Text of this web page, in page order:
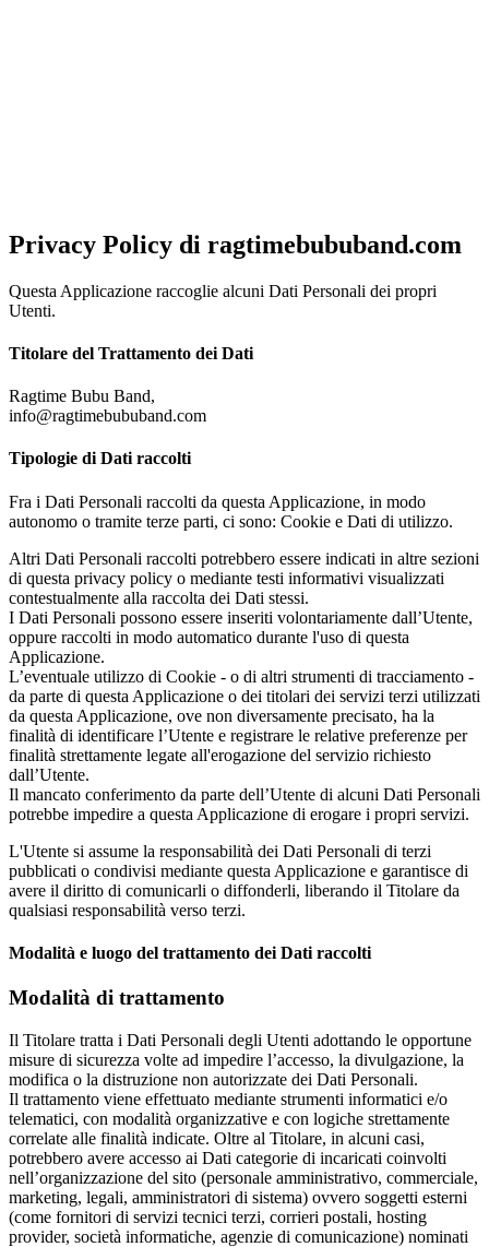
Privacy Policy di ragtimebububand.com
Questa Applicazione raccoglie alcuni Dati Personali dei propri
Utenti.
Titolare del Trattamento dei Dati
Ragtime Bubu Band,
info@ragtimebububand.com
Tipologie di Dati raccolti
Fra i Dati Personali raccolti da questa Applicazione, in modo
autonomo o tramite terze parti, ci sono: Cookie e Dati di utilizzo.
Altri Dati Personali raccolti potrebbero essere indicati in altre sezioni
di questa privacy policy o mediante testi informativi visualizzati
contestualmente alla raccolta dei Dati stessi.
I Dati Personali possono essere inseriti volontariamente dall’Utente,
oppure raccolti in modo automatico durante l'uso di questa
Applicazione.
L’eventuale utilizzo di Cookie - o di altri strumenti di tracciamento -
da parte di questa Applicazione o dei titolari dei servizi terzi utilizzati
da questa Applicazione, ove non diversamente precisato, ha la
finalità di identificare l’Utente e registrare le relative preferenze per
finalità strettamente legate all'erogazione del servizio richiesto
dall’Utente.
Il mancato conferimento da parte dell’Utente di alcuni Dati Personali
potrebbe impedire a questa Applicazione di erogare i propri servizi.
L'Utente si assume la responsabilità dei Dati Personali di terzi
pubblicati o condivisi mediante questa Applicazione e garantisce di
avere il diritto di comunicarli o diffonderli, liberando il Titolare da
qualsiasi responsabilità verso terzi.
Modalità e luogo del trattamento dei Dati raccolti
Modalità di trattamento
Il Titolare tratta i Dati Personali degli Utenti adottando le opportune
misure di sicurezza volte ad impedire l’accesso, la divulgazione, la
modifica o la distruzione non autorizzate dei Dati Personali.
Il trattamento viene effettuato mediante strumenti informatici e/o
telematici, con modalità organizzative e con logiche strettamente
correlate alle finalità indicate. Oltre al Titolare, in alcuni casi,
potrebbero avere accesso ai Dati categorie di incaricati coinvolti
nell’organizzazione del sito (personale amministrativo, commerciale,
marketing, legali, amministratori di sistema) ovvero soggetti esterni
(come fornitori di servizi tecnici terzi, corrieri postali, hosting
provider, società informatiche, agenzie di comunicazione) nominati